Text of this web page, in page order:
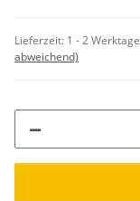
Lieferzeit: 1 - 2 Werktage
abweichend)